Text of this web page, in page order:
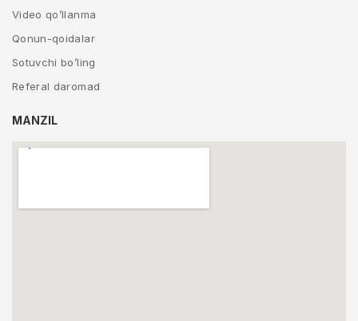
Video qo’llanma
Qonun-qoidalar
Sotuvchi bo’ling
Referal daromad
MANZIL